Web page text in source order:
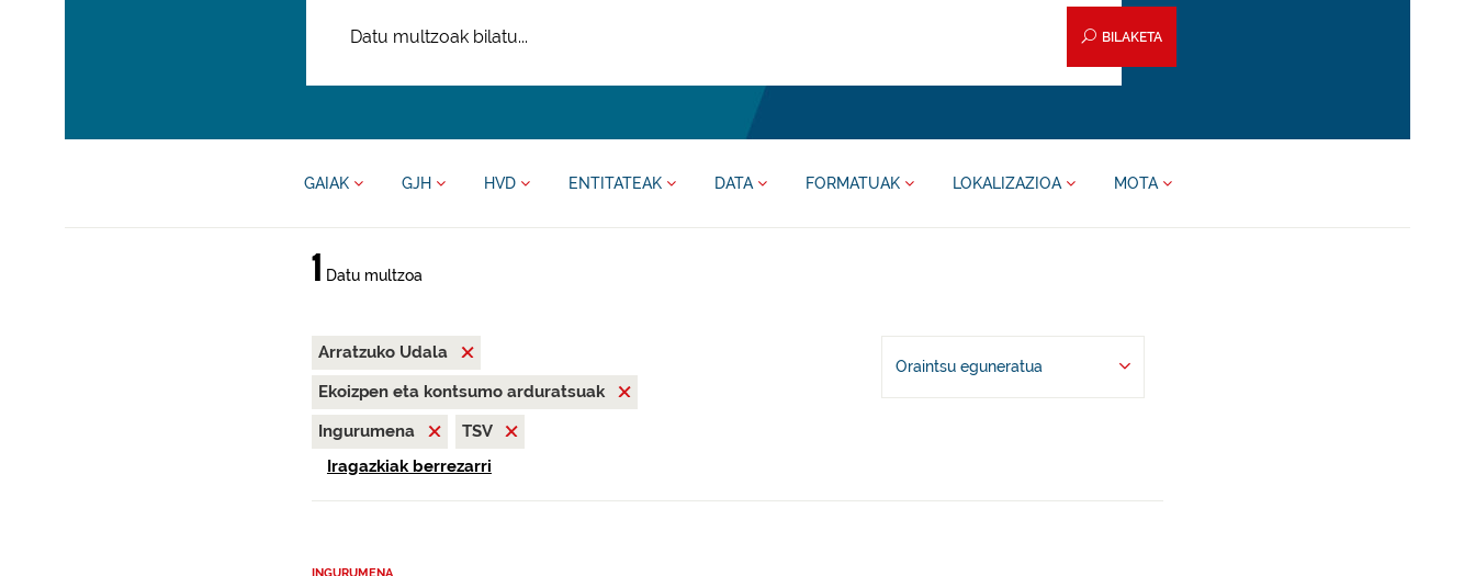
BILAKETA
GAIAK GJH HVD ENTITATEAK DATA FORMATUAK LOKALIZAZIOA MOTA
1 Datu multzoa
Arratzuko Udala
Ekoizpen eta kontsumo arduratsuak
Ingurumena
TSV
Iragazkiak berrezarri
Oraintsu eguneratua